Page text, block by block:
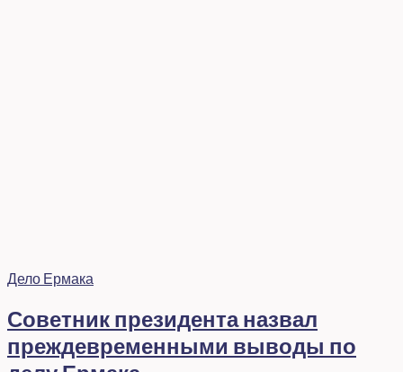
Дело Ермака
Советник президента назвал
преждевременными выводы по